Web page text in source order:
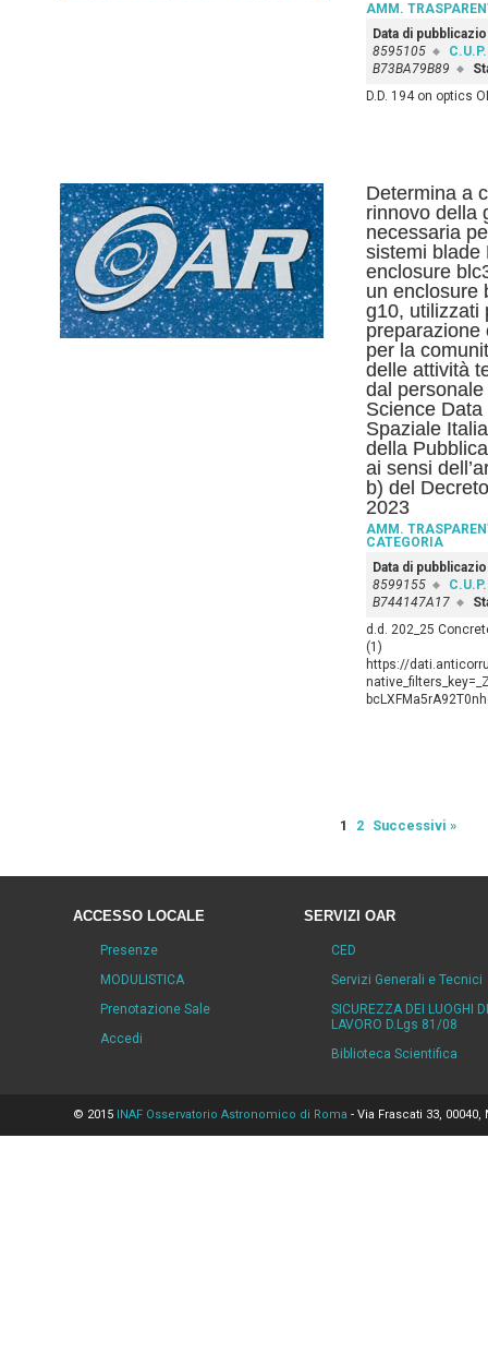
AMM.
Data di
8595105
C.U.P.
B73BA79B89
D.D. 194 on optics
Determina a
rinnovo della
necessaria
sistemi blade
enclosure
un enclosure
g10, utilizzati
preparazione
per la
delle attività
dal
Science Data
Spaziale
della
ai sensi
b) del
2023
AMM.
CATEGORIA
Data di
8599155
C.U.P.
B744147A17
d.d. 202_25
(1)
https://
1 2 Successivi »
ACCESSO LOCALE
Presenze
MODULISTICA
Prenotazione Sale
Accedi
SERVIZI OAR
CED
Servizi Generali e Tecnici
SICUREZZA DEI LUOGHI DI
LAVORO D.Lgs 81/08
Biblioteca Scientifica
© 2015 INAF Osservatorio Astronomico di Roma - Via Frascati 33,